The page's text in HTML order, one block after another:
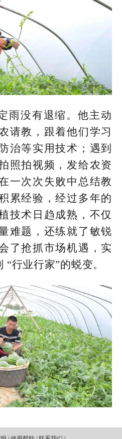
雨没有退缩。他主动
请教，跟着他们学习
治等实用技术；遇到
照拍视频，发给农资
一次次失败中总结教
累经验，经过多年的
技术日趋成熟，不仅
难题，还练就了敏锐
了抢抓市场机遇，实
行业行家”的蜕变。